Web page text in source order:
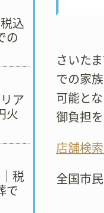
込
の
ア
火
税
で
さいた
での家
可能と
御負担
店舗検
全国市